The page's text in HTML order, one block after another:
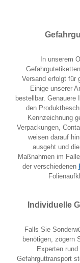
In unserem
Gefahrgutetiketten,
Versand erfolgt für
Einige unserer
bestellbar.
den
Kennzeichnung
Verpackungen,
weisen darauf
ausgeht und
Maßnahmen im
der verschiedenen
Individuelle
Falls Sie
benötigen, zögern
Experten
Gefahrguttransport